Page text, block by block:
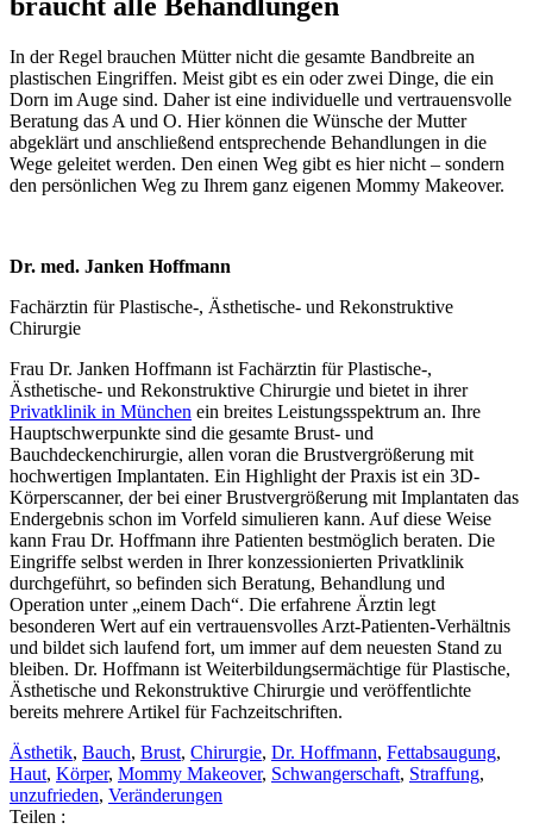
In der Regel brauchen Mütter nicht die gesamte Bandbreite an
plastischen Eingriffen. Meist gibt es ein oder zwei Dinge, die ein
Dorn im Auge sind. Daher ist eine individuelle und vertrauensvolle
Beratung das A und O. Hier können die Wünsche der Mutter
abgeklärt und anschließend entsprechende Behandlungen in die
Wege geleitet werden. Den einen Weg gibt es hier nicht – sondern
den persönlichen Weg zu Ihrem ganz eigenen Mommy Makeover.
Dr. med. Janken Hoffmann
Fachärztin für Plastische-, Ästhetische- und Rekonstruktive
Chirurgie
Frau Dr. Janken Hoffmann ist Fachärztin für Plastische-,
Ästhetische- und Rekonstruktive Chirurgie und bietet in ihrer
Privatklinik in München ein breites Leistungsspektrum an. Ihre
Hauptschwerpunkte sind die gesamte Brust- und
Bauchdeckenchirurgie, allen voran die Brustvergrößerung mit
hochwertigen Implantaten. Ein Highlight der Praxis ist ein 3D-
Körperscanner, der bei einer Brustvergrößerung mit Implantaten das
Endergebnis schon im Vorfeld simulieren kann. Auf diese Weise
kann Frau Dr. Hoffmann ihre Patienten bestmöglich beraten. Die
Eingriffe selbst werden in Ihrer konzessionierten Privatklinik
durchgeführt, so befinden sich Beratung, Behandlung und
Operation unter „einem Dach“. Die erfahrene Ärztin legt
besonderen Wert auf ein vertrauensvolles Arzt-Patienten-Verhältnis
und bildet sich laufend fort, um immer auf dem neuesten Stand zu
bleiben. Dr. Hoffmann ist Weiterbildungsermächtige für Plastische,
Ästhetische und Rekonstruktive Chirurgie und veröffentlichte
bereits mehrere Artikel für Fachzeitschriften.
Ästhetik, Bauch, Brust, Chirurgie, Dr. Hoffmann, Fettabsaugung,
Haut, Körper, Mommy Makeover, Schwangerschaft, Straffung,
unzufrieden, Veränderungen
Teilen :